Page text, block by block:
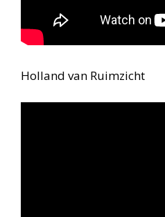
Holland van Ruimzicht